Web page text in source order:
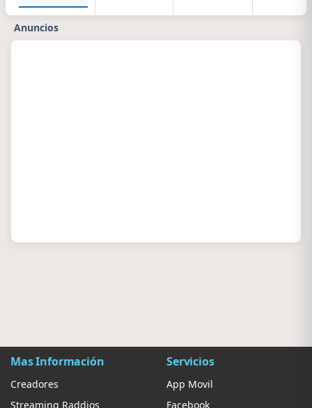
Anuncios
Mas Información
Creadores
Streaming Raddios
Servicios
App Movil
Facebook